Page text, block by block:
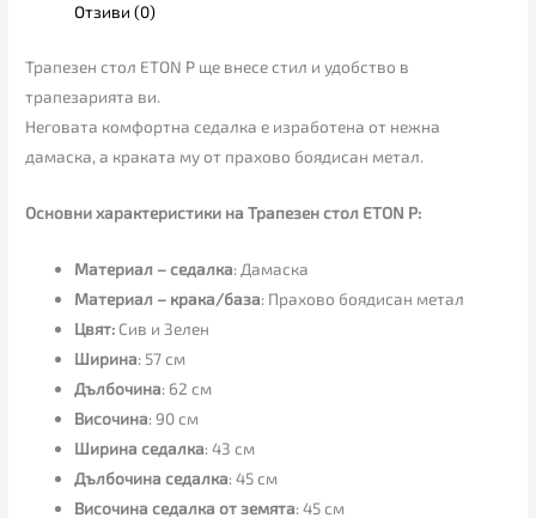
Отзиви (0)
Трапезен стол ETON P ще внесе стил и удобство в
трапезарията ви.
Неговата комфортна седалка е изработена от нежна
дамаска, а краката му от прахово боядисан метал.
Основни характеристики на Трапезен стол ETON P:
Материал – седалка: Дамаска
Материал – крака/база: Прахово боядисан метал
Цвят: Сив и Зелен
Ширина: 57 см
Дълбочина: 62 см
Височина: 90 см
Ширина седалка: 43 см
Дълбочина седалка: 45 см
Височина седалка от земята: 45 см